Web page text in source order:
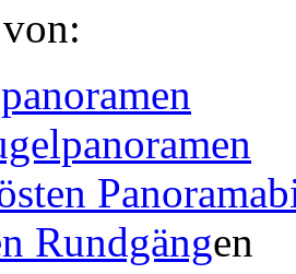
Rundgängen